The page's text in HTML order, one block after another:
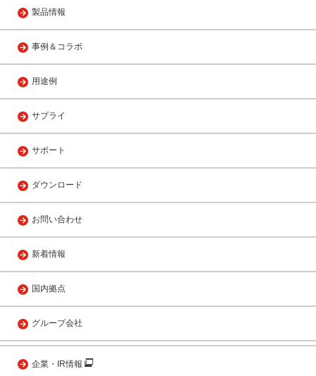
製品情報
事例＆コラボ
用途例
サプライ
サポート
ダウンロード
お問い合わせ
新着情報
国内拠点
グループ会社
企業・IR情報